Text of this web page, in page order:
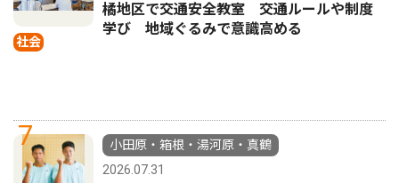
社会
橘地区で交通安全教室 交通ルールや制度
学び 地域ぐるみで意識高める
7
小田原・箱根・湯河原・真鶴
2026.07.31